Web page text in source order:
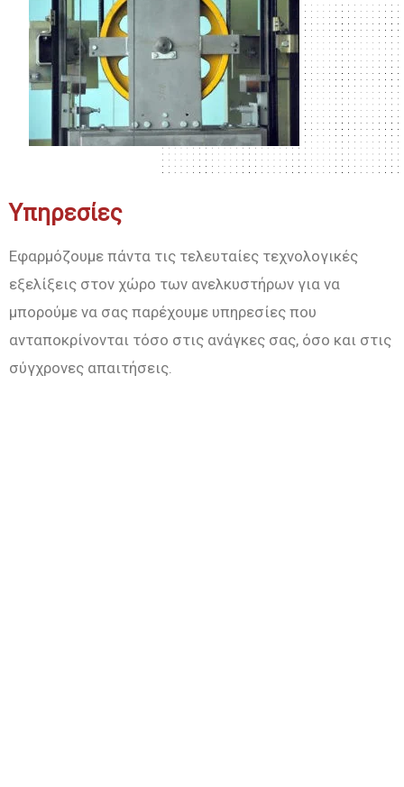
Υπηρεσίες
Εφαρμόζουμε πάντα τις τελευταίες τεχνολογικές
εξελίξεις στον χώρο των ανελκυστήρων για να
μπορούμε να σας παρέχουμε υπηρεσίες που
ανταποκρίνονται τόσο στις ανάγκες σας, όσο και στις
σύγχρονες απαιτήσεις.